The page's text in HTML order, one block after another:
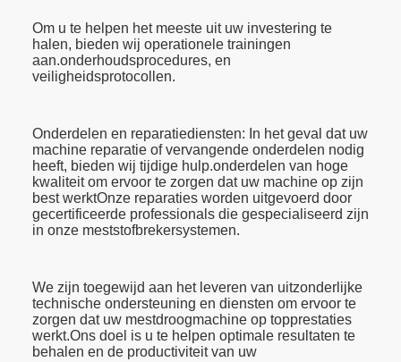
Om u te helpen het meeste uit uw investering te
halen, bieden wij operationele trainingen
aan.onderhoudsprocedures, en
veiligheidsprotocollen.
Onderdelen en reparatiediensten: In het geval dat uw
machine reparatie of vervangende onderdelen nodig
heeft, bieden wij tijdige hulp.onderdelen van hoge
kwaliteit om ervoor te zorgen dat uw machine op zijn
best werktOnze reparaties worden uitgevoerd door
gecertificeerde professionals die gespecialiseerd zijn
in onze meststofbrekersystemen.
We zijn toegewijd aan het leveren van uitzonderlijke
technische ondersteuning en diensten om ervoor te
zorgen dat uw mestdroogmachine op topprestaties
werkt.Ons doel is u te helpen optimale resultaten te
behalen en de productiviteit van uw